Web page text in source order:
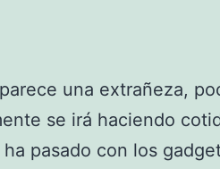
una extrañeza,
se irá haciendo
pasado con los